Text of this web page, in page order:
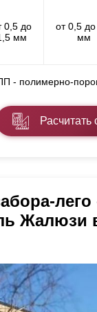
0,5 до
мм
от 0,5
мм
- полимерно-
Расчитать
лего
Жалюзи